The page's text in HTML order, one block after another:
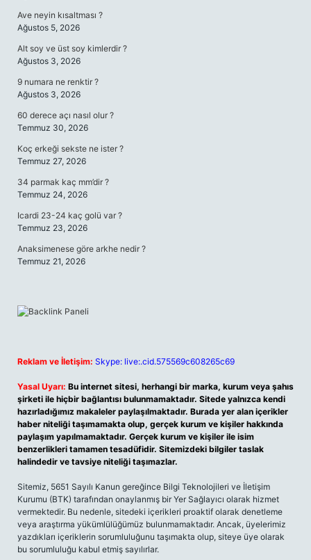
Ave neyin kısaltması ?
Ağustos 5, 2026
Alt soy ve üst soy kimlerdir ?
Ağustos 3, 2026
9 numara ne renktir ?
Ağustos 3, 2026
60 derece açı nasıl olur ?
Temmuz 30, 2026
Koç erkeği sekste ne ister ?
Temmuz 27, 2026
34 parmak kaç mm’dir ?
Temmuz 24, 2026
Icardi 23-24 kaç golü var ?
Temmuz 23, 2026
Anaksimenese göre arkhe nedir ?
Temmuz 21, 2026
Reklam ve İletişim: Skype: live:.cid.575569c608265c69
Yasal Uyarı: Bu internet sitesi, herhangi bir marka, kurum veya şahıs
şirketi ile hiçbir bağlantısı bulunmamaktadır. Sitede yalnızca kendi
hazırladığımız makaleler paylaşılmaktadır. Burada yer alan içerikler
haber niteliği taşımamakta olup, gerçek kurum ve kişiler hakkında
paylaşım yapılmamaktadır. Gerçek kurum ve kişiler ile isim
benzerlikleri tamamen tesadüfidir. Sitemizdeki bilgiler taslak
halindedir ve tavsiye niteliği taşımazlar.
Sitemiz, 5651 Sayılı Kanun gereğince Bilgi Teknolojileri ve İletişim
Kurumu (BTK) tarafından onaylanmış bir Yer Sağlayıcı olarak hizmet
vermektedir. Bu nedenle, sitedeki içerikleri proaktif olarak denetleme
veya araştırma yükümlülüğümüz bulunmamaktadır. Ancak, üyelerimiz
yazdıkları içeriklerin sorumluluğunu taşımakta olup, siteye üye olarak
bu sorumluluğu kabul etmiş sayılırlar.